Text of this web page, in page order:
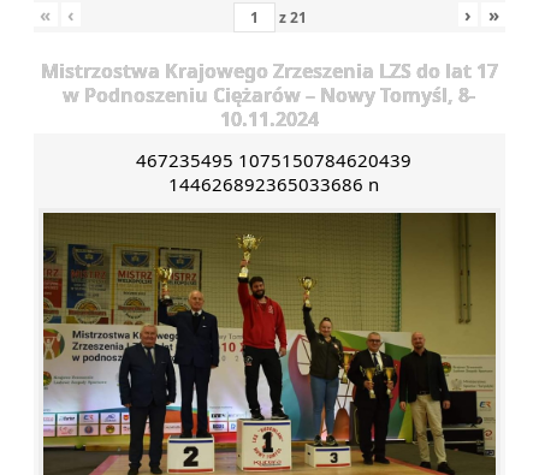
« ‹ z21 › »
Mistrzostwa Krajowego Zrzeszenia LZS do lat 17
w Podnoszeniu Ciężarów – Nowy Tomyśl, 8-
10.11.2024
467235495 1075150784620439
144626892365033686 n